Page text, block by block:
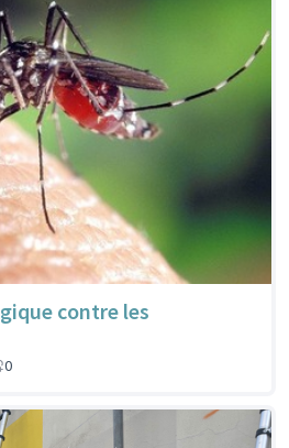
contre les
0